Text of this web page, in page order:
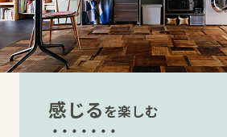
感じるを楽しむ